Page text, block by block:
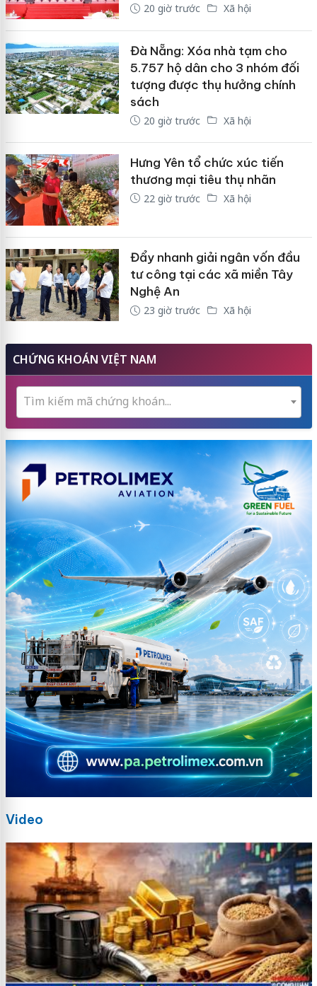
20 giờ trước Xã hội
Đà Nẵng: Xóa nhà tạm cho
5.757 hộ dân cho 3 nhóm đối
tượng được thụ hưởng chính
sách
20 giờ trước Xã hội
Hưng Yên tổ chức xúc tiến
thương mại tiêu thụ nhãn
22 giờ trước Xã hội
Đẩy nhanh giải ngân vốn đầu
tư công tại các xã miền Tây
Nghệ An
23 giờ trước Xã hội
CHỨNG KHOÁN VIỆT NAM
Tìm kiếm mã chứng khoán...
Video